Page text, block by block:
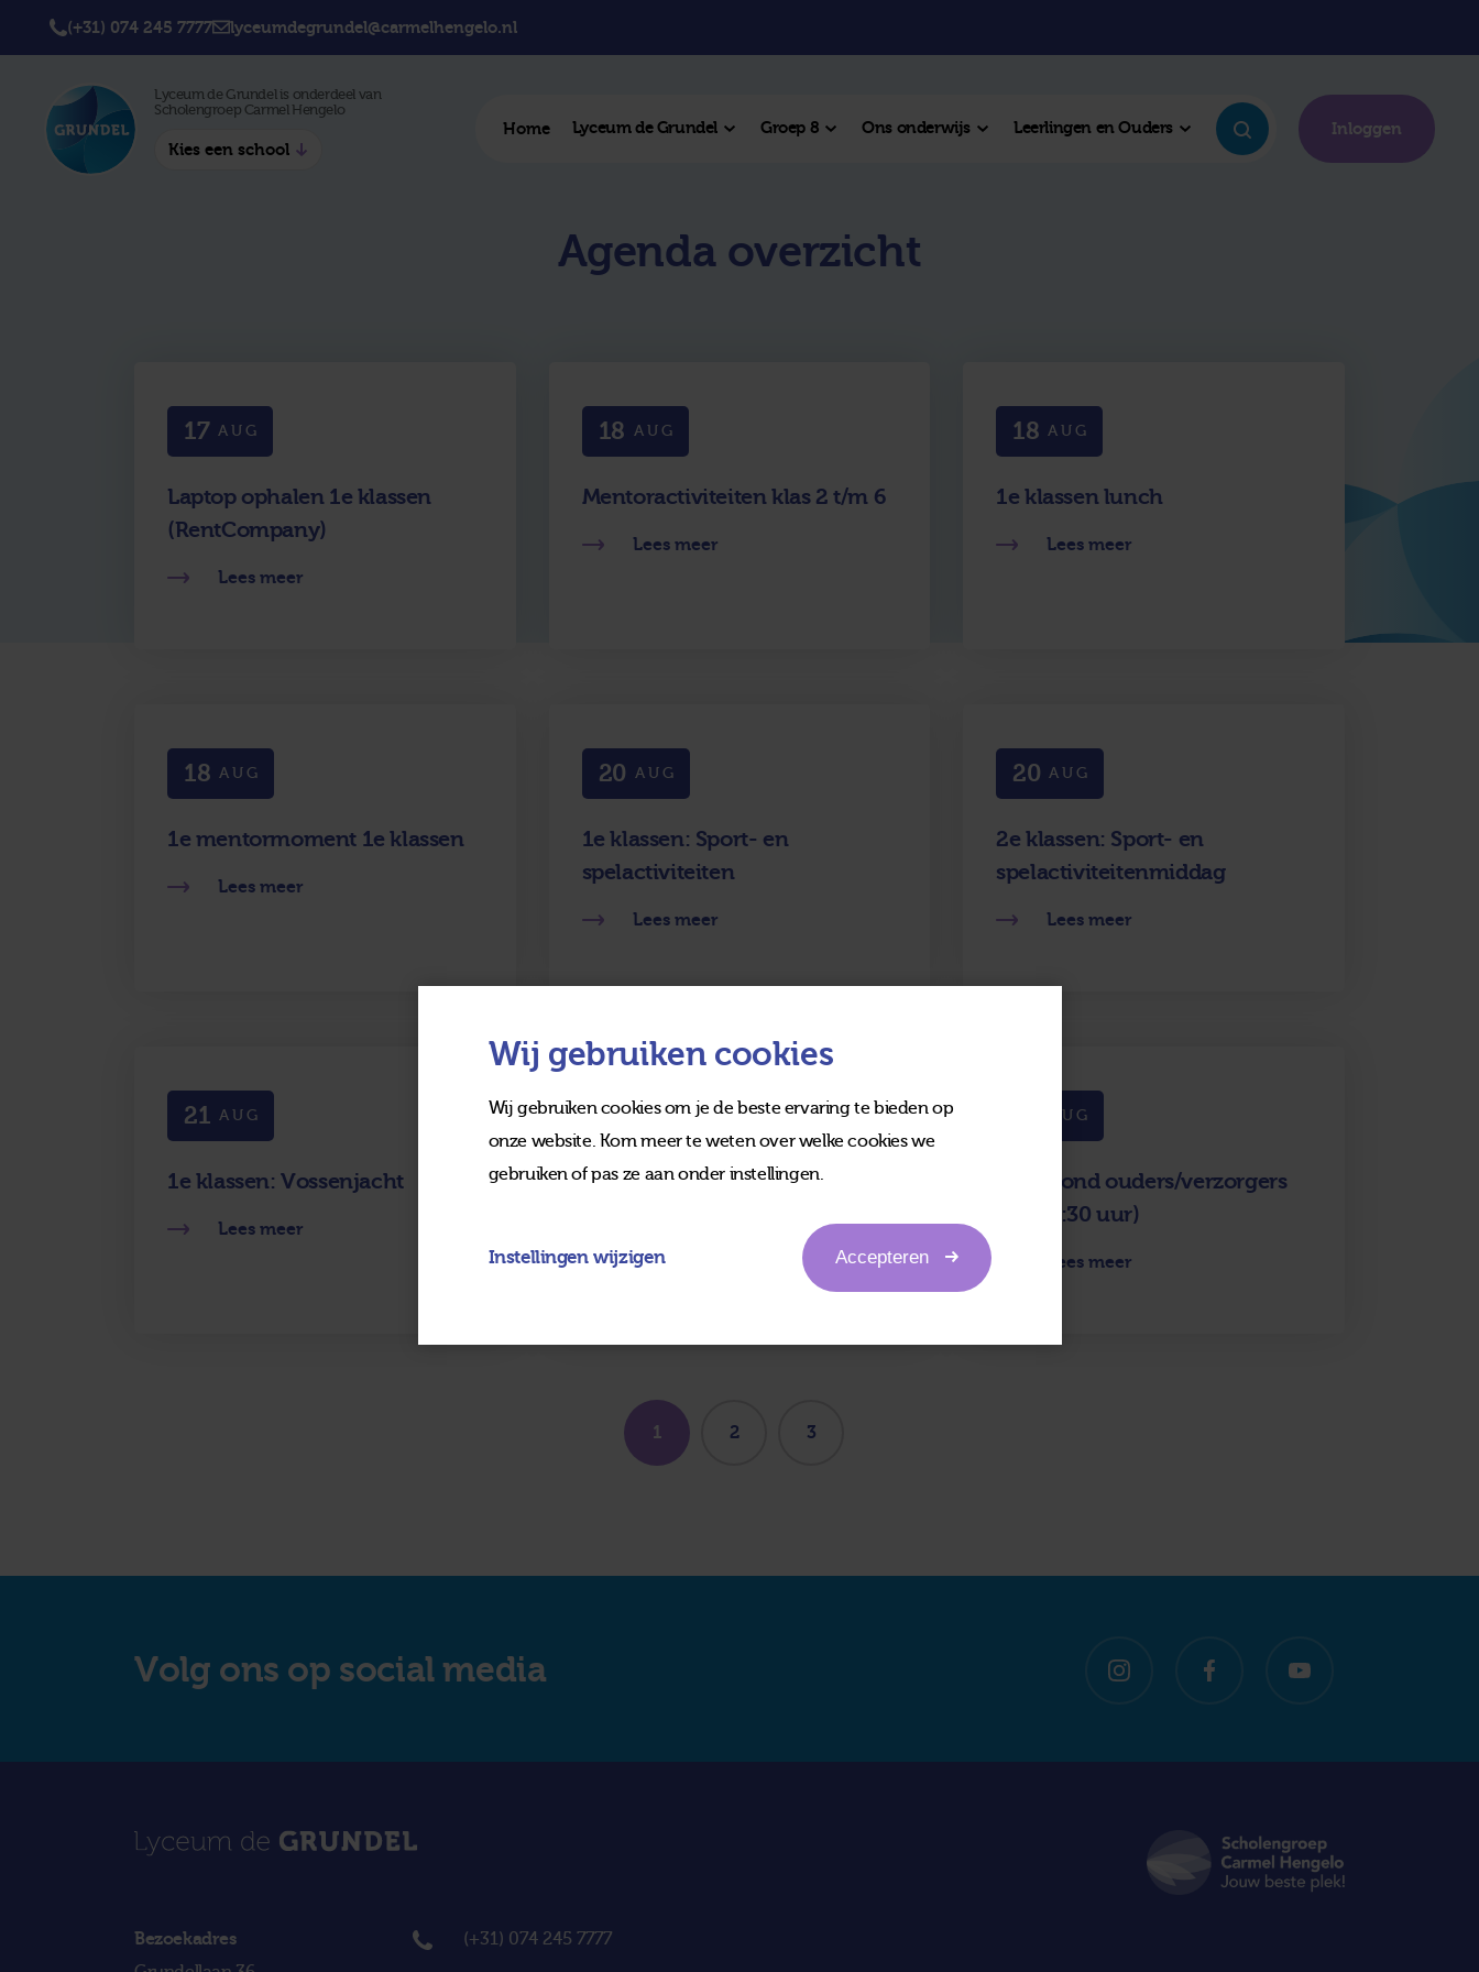
(+31) 074 245 7777 lyceumdegrundel@carmelhengelo.nl
Lyceum de Grundel is onderdeel van
Scholengroep Carmel Hengelo
Kies een school
CT Stork College
Home Lyceum de Grundel Groep 8 Ons onderwijs Leerlingen en Ouders Inloggen
Agenda overzicht
17 AUG
Laptop ophalen 1e klassen
(RentCompany)
Lees meer
18 AUG
Mentoractiviteiten klas 2 t/m 6
Lees meer
18 AUG
1e klassen lunch
Lees meer
18 AUG
1e mentormoment 1e klassen
Lees meer
20 AUG
1e klassen: Sport- en
spelactiviteiten
Lees meer
20 AUG
2e klassen: Sport- en
spelactiviteitenmiddag
Lees meer
21 AUG
1e klassen: Vossenjacht
Lees meer
26 AUG
Schoolfotograaf
AUG
Infoavond ouders/verzorgers
6V (19:30 uur)
Lees meer
1 2 3
Volg ons op social media
Bezoekadres
(+31) 074 245 7777
Wij gebruiken cookies
Wij gebruiken cookies om je de beste ervaring te bieden op
onze website. Kom meer te weten over welke cookies we
gebruiken of pas ze aan onder instellingen.
Instellingen wijzigen Accepteren